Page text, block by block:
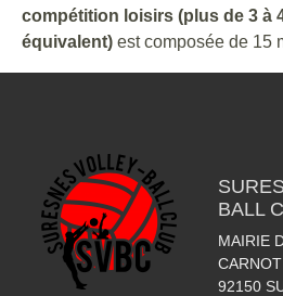
compétition loisirs (plus de 3 à
équivalent) est composée de 15
BALL
MAIRIE
CARNOT
92150